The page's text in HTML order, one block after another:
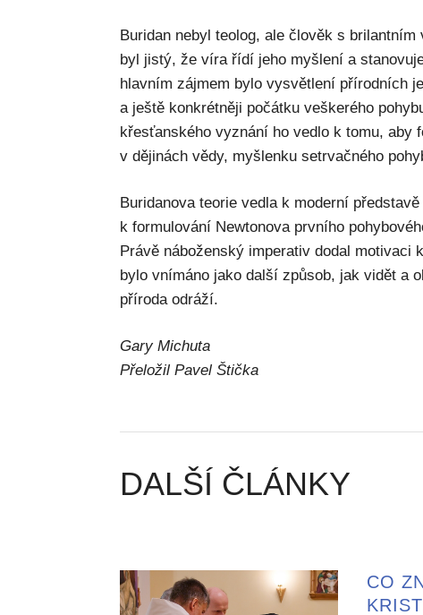
Buridan nebyl teolog, ale člověk s
byl jistý, že víra řídí jeho myšlení a
hlavním zájmem bylo vysvětlení přírodních
a ještě konkrétněji počátku veškerého
křesťanského vyznání ho vedlo k tomu, aby
v dějinách vědy, myšlenku setrvačného
Buridanova teorie vedla k moderní
k formulování Newtonova prvního
Právě náboženský imperativ dodal motivaci
bylo vnímáno jako další způsob, jak vidět a
příroda odráží.
Gary Michuta
Přeložil Pavel Štička
DALŠÍ ČLÁNKY
CO